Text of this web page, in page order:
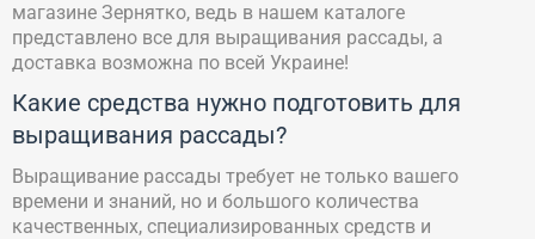
магазине Зернятко, ведь в нашем каталоге
представлено все для выращивания рассады, а
доставка возможна по всей Украине!
Какие средства нужно подготовить для
выращивания рассады?
Выращивание рассады требует не только вашего
времени и знаний, но и большого количества
качественных, специализированных средств и